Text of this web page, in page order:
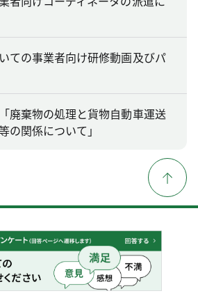
ての事業者向け研修動画及びパ
廃棄物の処理と貨物自動車運送
の関係について」